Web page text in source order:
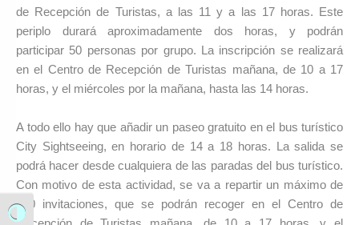
Alternar alto contraste
de Recepción de Turistas, a las 11 y a las 17 horas. Este
periplo durará aproximadamente dos horas, y podrán
participar 50 personas por grupo. La inscripción se realizará
en el Centro de Recepción de Turistas mañana, de 10 a 17
horas, y el miércoles por la mañana, hasta las 14 horas.
A todo ello hay que añadir un paseo gratuito en el bus turístico
City Sightseeing, en horario de 14 a 18 horas. La salida se
podrá hacer desde cualquiera de las paradas del bus turístico.
Con motivo de esta actividad, se va a repartir un máximo de
500 invitaciones, que se podrán recoger en el Centro de